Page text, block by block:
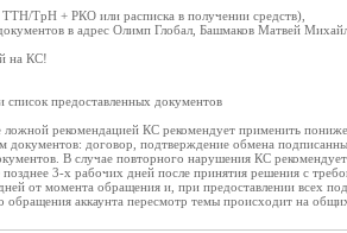
ТрН + РКО или расписка в получении средств),
в адрес Олимп Глобал, Башмаков Матвей
на КС!
предоставленных документов
ложной рекомендацией КС рекомендует применить
документов: договор, подтверждение обмена
В случае повторного нарушения КС
3-х рабочих дней после принятия решения с
от момента обращения и, при предоставлении всех
аккаунта пересмотр темы происходит на